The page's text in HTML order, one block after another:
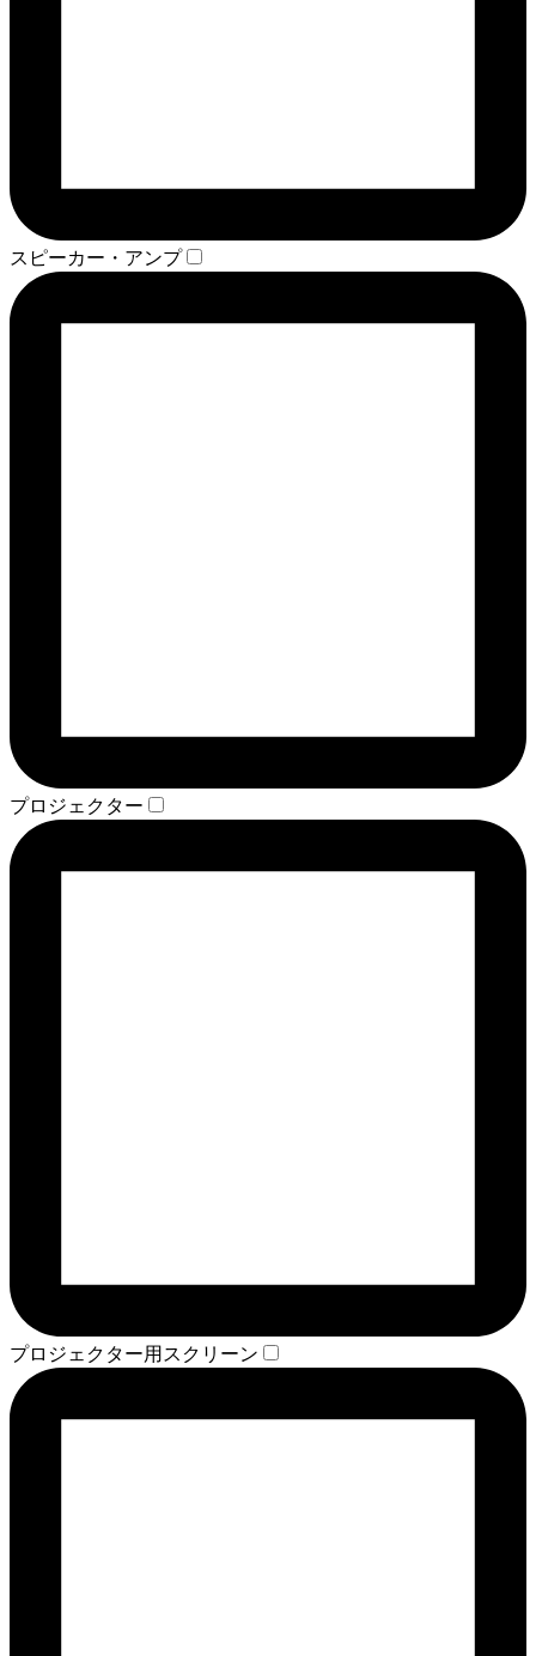
スピーカー・アンプ
プロジェクター
プロジェクター用スクリーン